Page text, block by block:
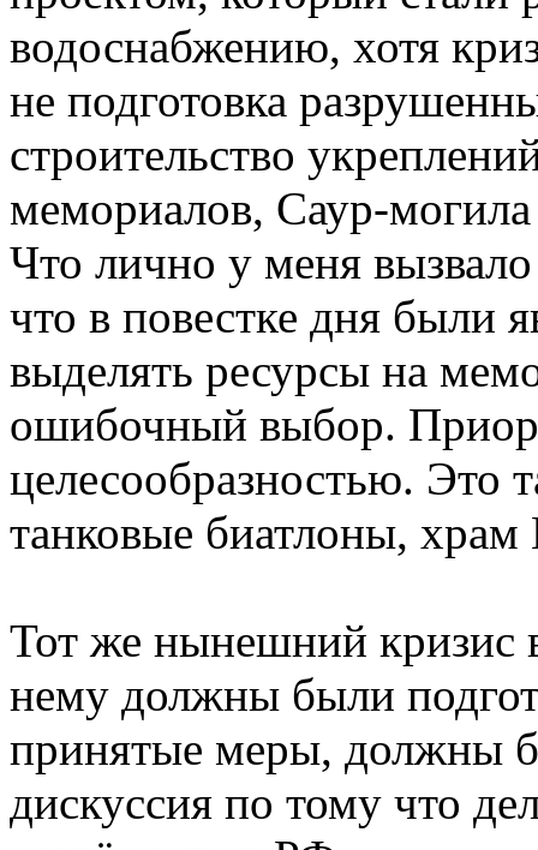
водоснабжению, хотя
не подготовка
строительство
мемориалов, Саур-
Что лично у меня
что в повестке дня были
выделять ресурсы на
ошибочный выбор.
целесообразностью. Это
танковые биатлоны,
Тот же нынешний кризис
нему должны были
принятые меры, должны
дискуссия по тому что